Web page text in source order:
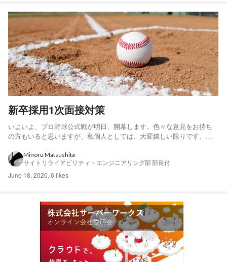
新卒採用1次面接対策
いよいよ、プロ野球公式戦が明日、開幕します。色々な意見をお持ち
の方もいると思いますが、私個人としては、大変嬉しい限りです。当
は草野球選手でもあります。こちらは残念ながら、春季大会の中止が
決定しています。なので、早くとも、秋季大会が再開のタイミングと
なり...
Minoru Matsushita
サイトリライアビリティ・エンジニアリング部 部長付
June 18, 2020, 6 likes